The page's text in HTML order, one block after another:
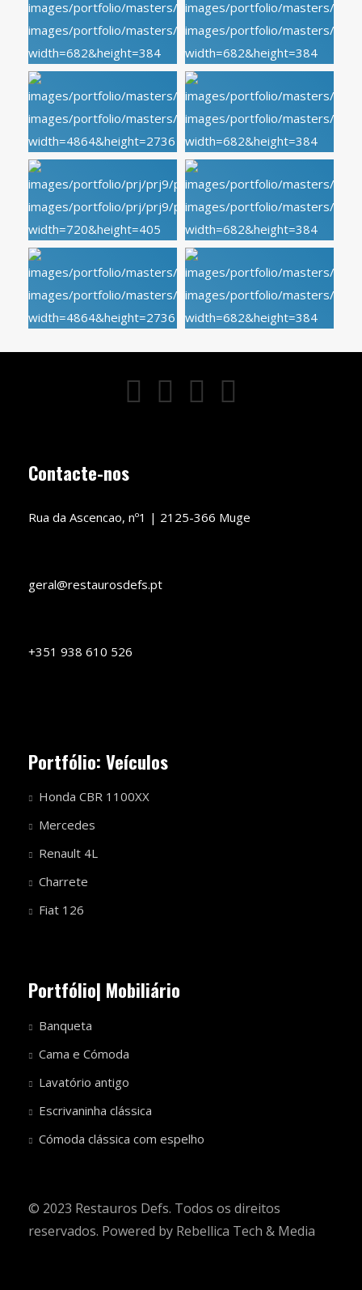
Contacte-nos
Rua da Ascencao, nº1 | 2125-366 Muge
geral@restaurosdefs.pt
+351 938 610 526
Portfólio: Veículos
Honda CBR 1100XX
Mercedes
Renault 4L
Charrete
Fiat 126
Portfólio| Mobiliário
Banqueta
Cama e Cómoda
Lavatório antigo
Escrivaninha clássica
Cómoda clássica com espelho
© 2023 Restauros Defs. Todos os direitos
reservados. Powered by Rebellica Tech & Media